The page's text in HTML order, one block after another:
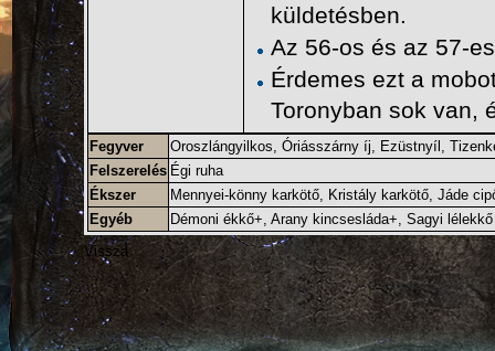
küldetésben.
Az 56-os és az 57-
Érdemes ezt a
Toronyban sok van,
Fegyver Oroszlángyilkos Óriásszárny íj Ezüstnyíl
Felszerelés Égi ruha
Ékszer
Mennyei-könny karkötő Kristály karkötő Jáde
Egyéb
Démoni ékkő+ Arany kincsesláda+ Sagyi
Vissza